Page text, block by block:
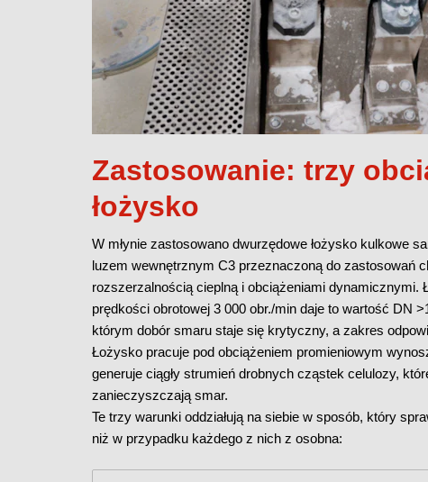
Zastosowanie: trzy
łożysko
W młynie zastosowano dwurzędowe łożysko kulkowe
luzem wewnętrznym C3 przeznaczoną do zastosowań
rozszerzalnością cieplną i obciążeniami
prędkości obrotowej 3 000 obr./min daje to wartość DN
którym dobór smaru staje się krytyczny, a zakres
Łożysko pracuje pod obciążeniem promieniowym
generuje ciągły strumień drobnych cząstek celulozy,
zanieczyszczają smar.
Te trzy warunki oddziałują na siebie w sposób, który
niż w przypadku każdego z nich z osobna: